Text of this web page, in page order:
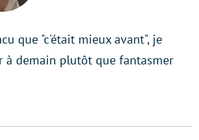
que "c'était mieux avant", je
à demain plutôt que fantasmer